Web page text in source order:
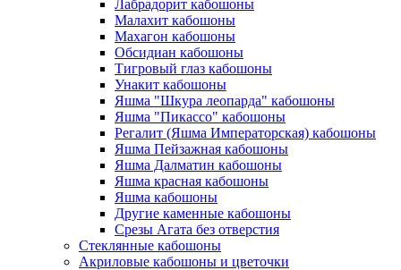
Лабрадорит кабошоны
Малахит кабошоны
Махагон кабошоны
Обсидиан кабошоны
Тигровый глаз кабошоны
Унакит кабошоны
Яшма "Шкура леопарда" кабошоны
Яшма "Пикассо" кабошоны
Регалит (Яшма Императорская) кабошоны
Яшма Пейзажная кабошоны
Яшма Далматин кабошоны
Яшма красная кабошоны
Яшма кабошоны
Другие каменные кабошоны
Срезы Агата без отверстия
Стеклянные кабошоны
Акриловые кабошоны и цветочки